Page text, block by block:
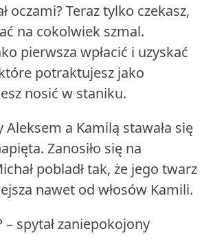
oczami?Teraz tylko czekasz,
na cokolwiek szmal.
pierwsza wpłacić i uzyskać
potraktujesz jako
nosić w staniku.
Aleksem a Kamilą stawała się
Zanosiło się na
pobladł tak, że jego twarz
nawet od włosów Kamili.
– spytał zaniepokojony